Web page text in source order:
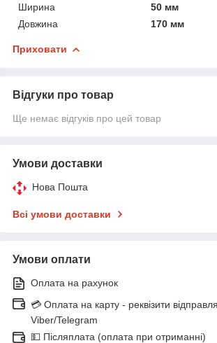
Ширина
50 мм
Довжина
170 мм
Приховати
Відгуки про товар
Ще немає відгуків про цей товар
Умови доставки
Нова Пошта
Всі умови доставки
Умови оплати
Оплата на рахунок
💳 Оплата на карту - реквізити
Viber/Telegram
💵 Післяплата (оплата при отриманні)